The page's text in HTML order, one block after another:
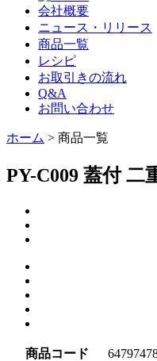
会社概要
ニュース・リリース
商品一覧
レシピ
お取引きの流れ
Q&A
お問い合わせ
ホーム > 商品一覧
PY-C009 蓋付
商品コード